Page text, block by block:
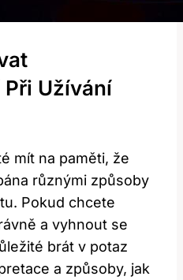
Užívání
mít na paměti, že
různými způsoby
Pokud chcete
a vyhnout se
brát v potaz
a způsoby, jak